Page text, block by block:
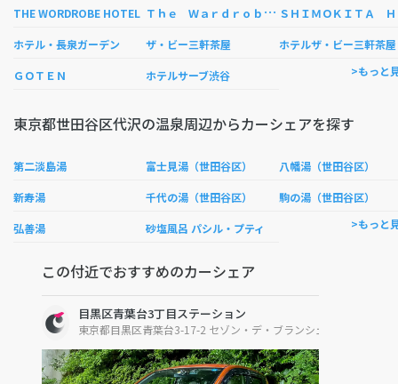
THE WORDROBE HOTEL Ｔ
ｈｅ Ｗａｒｄｒｏｂｅ Ｈｏｓｔｅｌ ＦＯＲＥＳＴ Ｓｈｉｍｏｋｉｔａｚａｗａ
ホテル・長泉ガーデン ザ・ビー三軒茶屋 ホテルザ・ビー三軒茶屋
ＧＯＴＥＮ ホテルサーブ渋谷 >もっと
東京都世田谷区代沢の温泉周辺からカーシェアを探す
第二淡島湯 富士見湯（世田谷区） 八幡湯（世田谷区）
新寿湯 千代の湯（世田谷区） 駒の湯（世田谷区）
弘善湯 砂塩風呂 パシル・プティ >もっと
この付近でおすすめのカーシェア
目黒区青葉台3丁目ステーション
東京都目黒区青葉台3-17-2 セゾン・デ・ブランシェ青葉台駐車場